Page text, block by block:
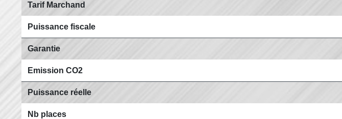
Tarif Marchand
Puissance fiscale
Garantie
Emission CO2
Puissance réelle
Nb places